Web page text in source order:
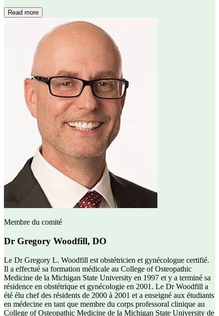
Read more
Membre du comité
Dr Gregory Woodfill, DO
Le Dr Gregory L. Woodfill est obstétricien et gynécologue certifié.
Il a effectué sa formation médicale au College of Osteopathic
Medicine de la Michigan State University en 1997 et y a terminé sa
résidence en obstétrique et gynécologie en 2001. Le Dr Woodfill a
été élu chef des résidents de 2000 à 2001 et a enseigné aux étudiants
en médecine en tant que membre du corps professoral clinique au
College of Osteopathic Medicine de la Michigan State University de